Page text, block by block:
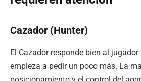
Cazador (Hunter)
El Cazador responde bien al
empieza a pedir un poco más. La